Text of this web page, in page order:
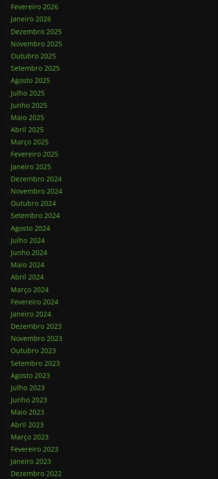
Fevereiro 2026
Janeiro 2026
Dezembro 2025
Novembro 2025
Outubro 2025
Setembro 2025
Agosto 2025
Julho 2025
Junho 2025
Maio 2025
Abril 2025
Março 2025
Fevereiro 2025
Janeiro 2025
Dezembro 2024
Novembro 2024
Outubro 2024
Setembro 2024
Agosto 2024
Julho 2024
Junho 2024
Maio 2024
Abril 2024
Março 2024
Fevereiro 2024
Janeiro 2024
Dezembro 2023
Novembro 2023
Outubro 2023
Setembro 2023
Agosto 2023
Julho 2023
Junho 2023
Maio 2023
Abril 2023
Março 2023
Fevereiro 2023
Janeiro 2023
Dezembro 2022